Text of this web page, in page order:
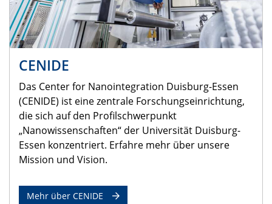
CENIDE
Das Center for Nanointegration Duisburg-Essen
(CENIDE) ist eine zentrale Forschungseinrichtung,
die sich auf den Profilschwerpunkt
„Nanowissenschaften“ der Universität Duisburg-
Essen konzentriert. Erfahre mehr über unsere
Mission und Vision.
Mehr über CENIDE